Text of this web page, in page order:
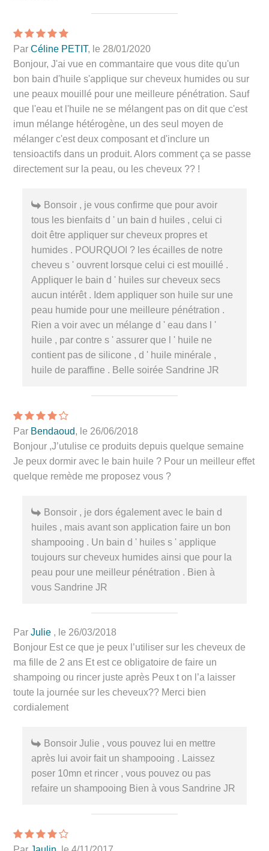
ParCéline PETIT, le 28/01/2020
Bonjour, J'ai vue en commantaire que vous dite qu'un
bon bain d'huile s'applique sur cheveux humides ou sur
une peaux mouillé pour une meilleure pénétration. Sauf
que l'eau et l'huile ne se mélangent pas on dit que c'est
imun mélange hétérogène, un des seul moyen de
mélanger c'est deux composant et d'inclure un
tensioactifs dans un produit. Alors comment ça se passe
directement sur la peau, ou les cheveux ?? !
Bonsoir , je vous confirme que pour avoir
tous les bienfaits d ' un bain d huiles , celui ci
doit être appliquer sur cheveux propres et
humides . POURQUOI ? les écailles de notre
cheveu s ' ouvrent lorsque celui ci est mouillé .
Appliquer le bain d ' huiles sur cheveux secs
aucun intérêt . Idem appliquer son huile sur une
peau humide pour une meilleure pénétration .
Rien a voir avec un mélange d ' eau dans l '
huile , par contre s ' assurer que l ' huile ne
contient pas de silicone , d ' huile minérale ,
huile de paraffine . Belle soirée Sandrine JR
Par Bendaoud, le 26/06/2018
Bonjour ,J’utulise ce produits depuis quelque semaine
Je peux dormir avec le bain huile ? Pour un meilleur effet
quelque remède me proposez vous ?
Bonsoir , je dors également avec le bain d
huiles , mais avant son application faire un bon
shampooing . Un bain d ' huiles s ' applique
toujours sur cheveux humides ainsi que pour la
peau pour une meilleur pénétration . Bien à
vous Sandrine JR
ParJulie , le 26/03/2018
Bonjour Est ce que je peux l’utiliser sur les cheveux de
ma fille de 2 ans Et est ce obligatoire de faire un
shampoing ou rincer juste après Peux t on l’a laisser
toute la journée sur les cheveux?? Merci bien
cordialement
Bonsoir Julie , vous pouvez lui en mettre
après lui avoir fait un shampooing . Laissez
poser 10mn et rincer , vous pouvez ou pas
refaire un shampooing Bien à vous Sandrine JR